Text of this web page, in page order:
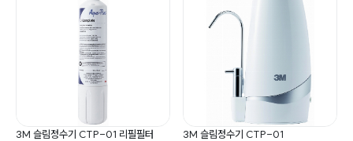
3M 슬림정수기 CTP-01 리필필터
3M 슬림정수기 CTP-01